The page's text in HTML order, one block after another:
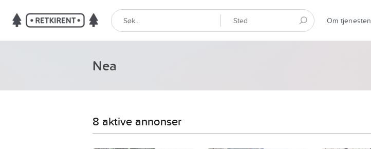
Om tjenesten
Nea
8 aktive annonser